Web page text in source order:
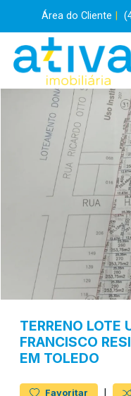
Área do Cliente
TERRENO LOTE
FRANCISCO
EM TOLEDO
Favoritar |